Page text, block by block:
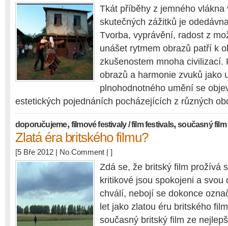
Tkát příběhy z jemného
skutečných zážitků je
Tvorba, vyprávění, radost z
unášet rytmem obrazů patří k
zkušenostem mnoha civilizací.
obrazů a harmonie zvuků jako
plnohodnotného umění se
estetických pojednáních pocházejících z různých
doporučujeme, filmové festivaly / film festivals,současný film
Zlatá éra britského filmu?
[5 Bře 2012 | No Comment | ]
Zdá se, že britský film prožívá
kritikové jsou spokojeni a svou
chválí, nebojí se dokonce
let jako zlatou éru britského
současný britský film ze